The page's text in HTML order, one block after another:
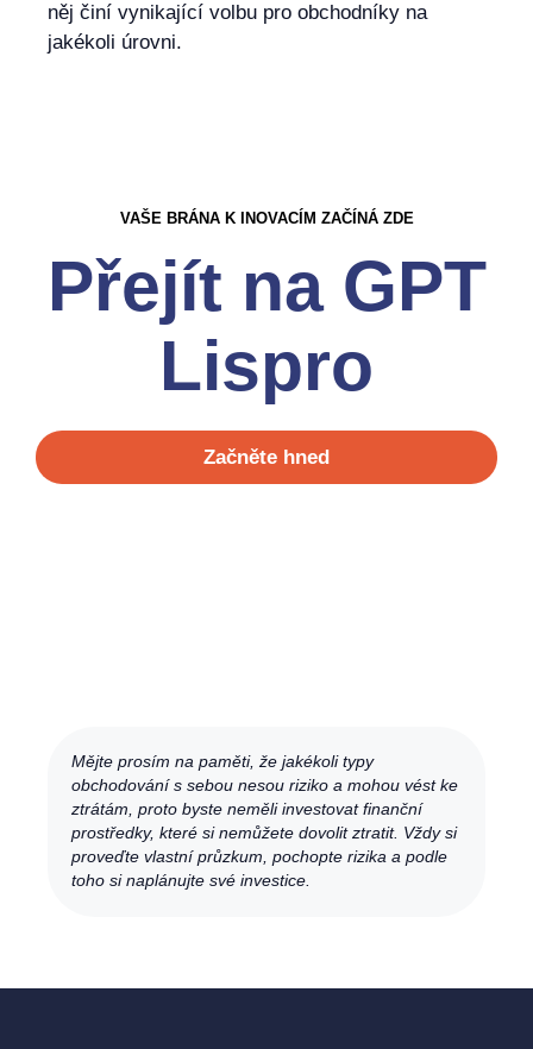
něj činí vynikající volbu pro obchodníky na
jakékoli úrovni.
VAŠE BRÁNA K INOVACÍM ZAČÍNÁ ZDE
Přejít na GPT
Lispro
Začněte hned
Mějte prosím na paměti, že jakékoli typy
obchodování s sebou nesou riziko a mohou vést ke
ztrátám, proto byste neměli investovat finanční
prostředky, které si nemůžete dovolit ztratit. Vždy si
proveďte vlastní průzkum, pochopte rizika a podle
toho si naplánujte své investice.